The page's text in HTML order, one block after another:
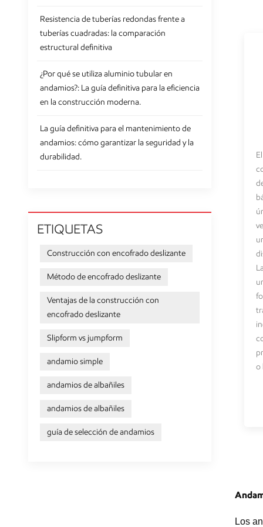
o
Los
Resistencia de tuberías redondas frente a
tuberías cuadradas: la comparación
estructural definitiva
¿Por qué se utiliza aluminio tubular en
andamios?: La guía definitiva para la eficiencia
en la construcción moderna.
La guía definitiva para el mantenimiento de
andamios: cómo garantizar la seguridad y la
durabilidad.
ETIQUETAS
Construcción con encofrado deslizante
Método de encofrado deslizante
Ventajas de la construcción con
encofrado deslizante
Slipform vs jumpform
andamio simple
andamios de albañiles
andamios de albañiles
guía de selección de andamios